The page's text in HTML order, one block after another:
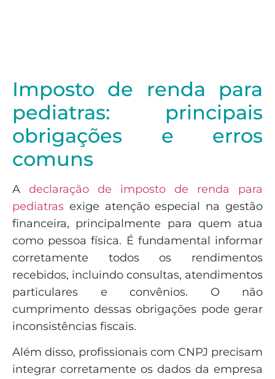
Imposto de renda para
pediatras: principais
obrigações e erros
comuns
A declaração de imposto de renda para
pediatras exige atenção especial na gestão
financeira, principalmente para quem atua
como pessoa física. É fundamental informar
corretamente todos os rendimentos
recebidos, incluindo consultas, atendimentos
particulares e convênios. O não
cumprimento dessas obrigações pode gerar
inconsistências fiscais.
Além disso, profissionais com CNPJ precisam
integrar corretamente os dados da empresa